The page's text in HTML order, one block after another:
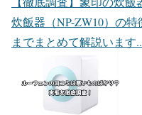
炊飯器（NP-ZW10）の
までまとめて解説います